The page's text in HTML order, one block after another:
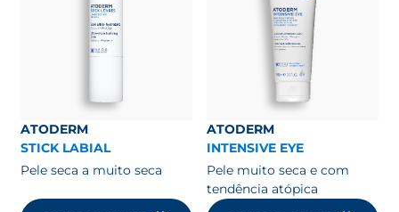
ATODERM
STICK LABIAL
Pele seca a muito seca
ATODERM
INTENSIVE EYE
Pele muito seca e com
tendência atópica